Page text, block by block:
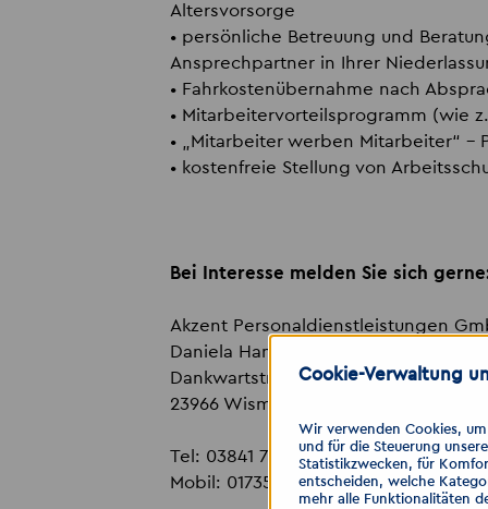
Altersvorsorge
• persönliche Betreuung und
Ansprechpartner in Ihrer
• Fahrkostenübernahme nach
• Mitarbeitervorteilsprogramm (wie
• „Mitarbeiter werben Mitarbeiter“ –
• kostenfreie Stellung von
Bei Interesse melden Sie sich
Akzent Personaldienstleistungen
Daniela Hammer
Dankwartstraße 22
23966 Wismar
Tel: 03841 7849710
Mobil: 01735929219
Cookie-Verwaltung
Wir verwenden Cookies,
und für die Steuerung
Statistikzwecken, für
entscheiden, welche
mehr alle Funktionalitäten